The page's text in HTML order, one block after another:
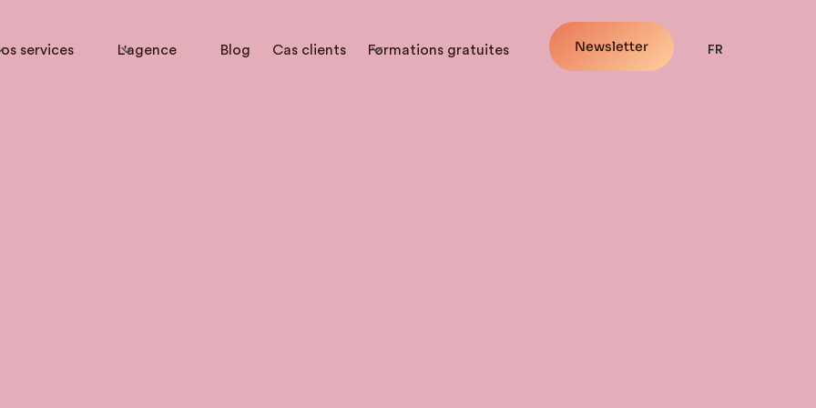
services L'agence Blog Cas clients Formations gratuites Newsletter FR